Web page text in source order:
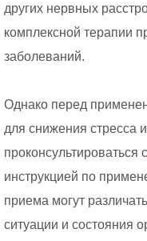
других нервных
комплексной терапии
заболеваний.
Однако перед
для снижения стресса
проконсультироваться с
инструкцией по
приема могут
ситуации и состояния